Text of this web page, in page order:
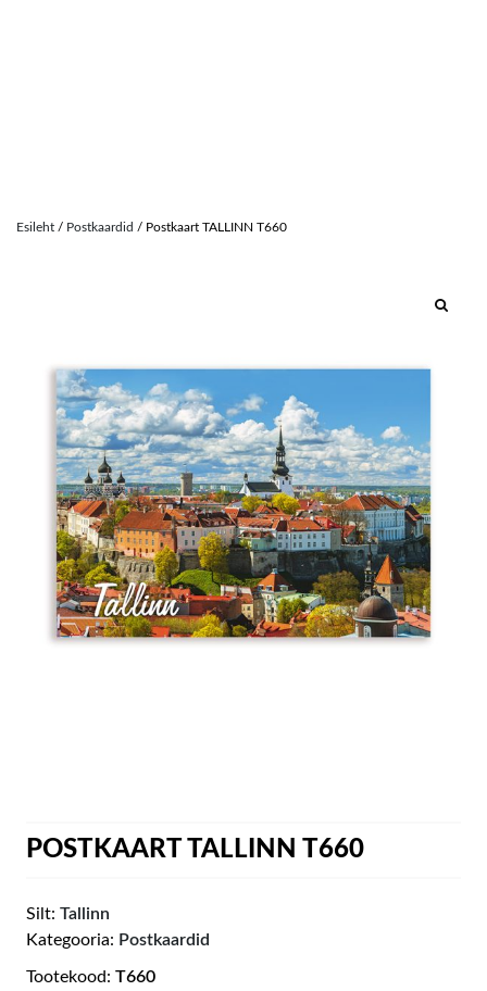
Esileht / Postkaardid / Postkaart TALLINN T660
POSTKAART TALLINN T660
Tootekood: T660
Kategooria: Postkaardid
Silt: Tallinn